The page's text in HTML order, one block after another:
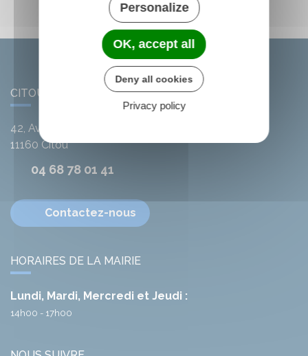
CITOU
42, Avenue de l'Argent-Double
11160 Citou
04 68 78 01 41
Contactez-nous
HORAIRES DE LA MAIRIE
Lundi, Mardi, Mercredi et Jeudi :
14h00 - 17h00
Personalize
OK, accept all
Deny all cookies
Privacy policy